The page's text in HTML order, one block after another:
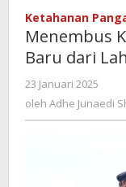
Ketahanan
Menembus
Baru dari
23 Januari 2025
Adhe
oleh Adhe Junaedi